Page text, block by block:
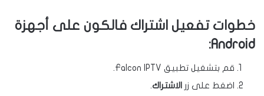
خطوات تفعيل اشتراك فالكون على أجهزة
Android:
قم بتشغيل تطبيق Falcon IPTV.
اضغط على زر الاشتراك.